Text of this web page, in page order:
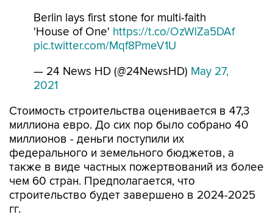
Berlin lays first stone for multi-faith
'House of One' https://t.co/OzWlZa5DAf
pic.twitter.com/Mqf8PmeV1U
— 24 News HD (@24NewsHD) May 27,
2021
Стоимость строительства оценивается в 47,3
миллиона евро. До сих пор было собрано 40
миллионов - деньги поступили их
федерального и земельного бюджетов, а
также в виде частных пожертвований из более
чем 60 стран. Предполагается, что
строительство будет завершено в 2024-2025
гг.